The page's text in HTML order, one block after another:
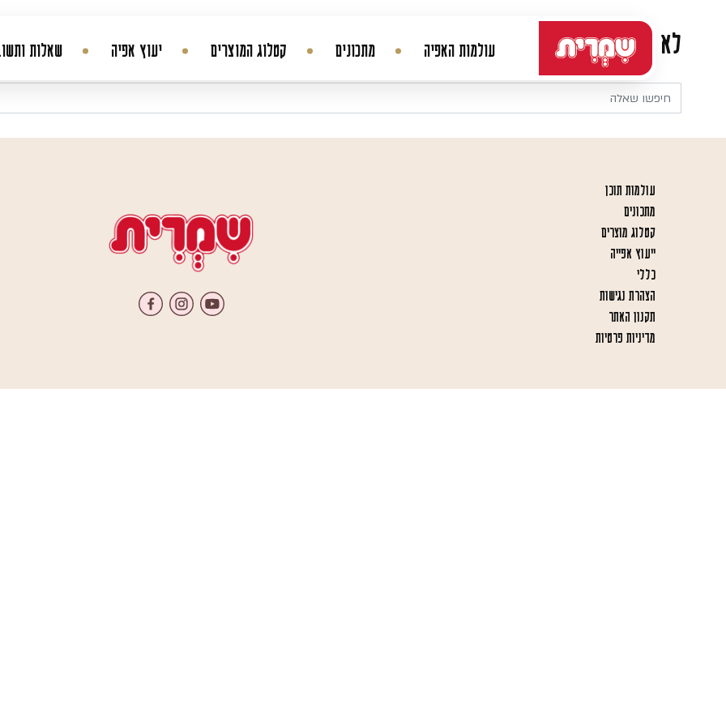
ניווט ראשי עולמות האפיה מתכונים קטלוג המוצרים יעוץ אפיה שאלות לא נמצא דבר
עולמות תוכן
מתכונים
קטלוג מוצרים
ייעוץ אפייה
כללי
הצהרת נגישות
תקנון האתר
מדיניות פרטיות